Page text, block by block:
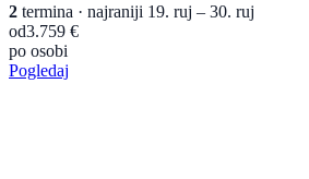
2 termina · najraniji 19. ruj – 30. ruj
od3.759 €
po osobi
Pogledaj